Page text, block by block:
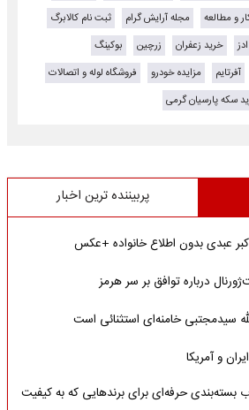
و مطالعه مجله آرایش گرام
ثبت نام کالابرگ
خرید زعفران زرچین
بوکینگ
آفرتایم مزایده خودرو
فروشگاه لوله و اتصالات
سکه پارسیان گرمی
پربیننده ترین اخبار
عبدی بدون اطلاع خانواده +عکس
درباره توافق بر سر هرمز
سیدمجتبی خامنه‌ای استثنائی است
و آمریکا
بسته‌بندی حرفه‌ای برای برندهایی که به کیفیت